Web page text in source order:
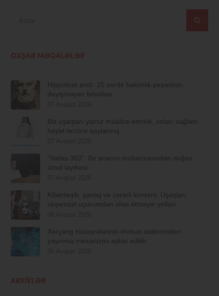
OXŞAR MƏQALƏLƏR
Hippokrat andı: 25 əsrdir həkimlik peşəsinin
dəyişməyən fəlsəfəsi
Biz uşaqları yalnız müalicə etmirik, onları sağlam
həyat tərzinə qaytarırıq
“Nəfəs 360”: Bir ananın mübarizəsindən doğan
ümid layihəsi
Kibertəqib, şantaj və zərərli kontent: Uşaqları
rəqəmsal uçurumdan xilas etməyin yolları
Xərçəng hüceyrələrinin immun sistemindən
yayınma mexanizmi aşkar edilib
ARXIVLƏR